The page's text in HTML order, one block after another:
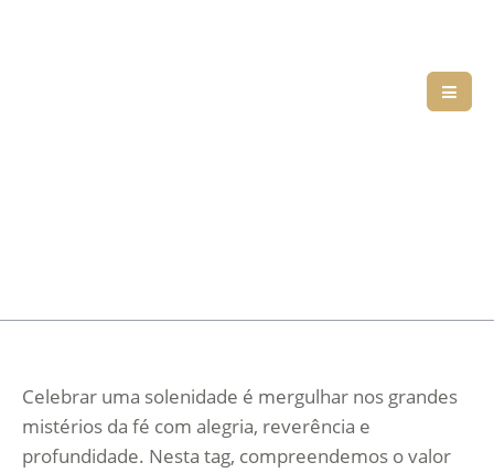
Celebrar uma solenidade é mergulhar nos grandes
mistérios da fé com alegria, reverência e
profundidade. Nesta tag, compreendemos o valor